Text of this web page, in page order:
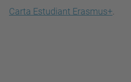
Carta Estudiant Erasmus+